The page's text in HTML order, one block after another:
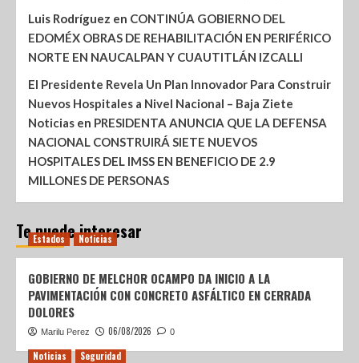
Luis Rodríguez en CONTINÚA GOBIERNO DEL
EDOMÉX OBRAS DE REHABILITACIÓN EN PERIFÉRICO
NORTE EN NAUCALPAN Y CUAUTITLÁN IZCALLI
El Presidente Revela Un Plan Innovador Para Construir
Nuevos Hospitales a Nivel Nacional – Baja Ziete
Noticias en PRESIDENTA ANUNCIA QUE LA DEFENSA
NACIONAL CONSTRUIRÁ SIETE NUEVOS
HOSPITALES DEL IMSS EN BENEFICIO DE 2.9
MILLONES DE PERSONAS
Te puede interesar
Estados Noticias
GOBIERNO DE MELCHOR OCAMPO DA INICIO A LA
PAVIMENTACIÓN CON CONCRETO ASFÁLTICO EN CERRADA
DOLORES
Marilu Perez 06/08/2026 0
Noticias Seguridad